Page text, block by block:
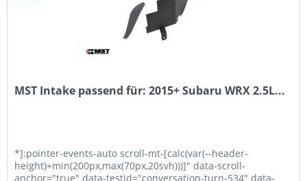
MST Intake passend für: 2015+ Subaru WRX 2.5L...
*]:pointer-events-auto scroll-mt-[calc(var(--header-
height)+min(200px,max(70px,20svh)))]" data-scroll-
anchor="true" data-testid="conversation-turn-534" data-